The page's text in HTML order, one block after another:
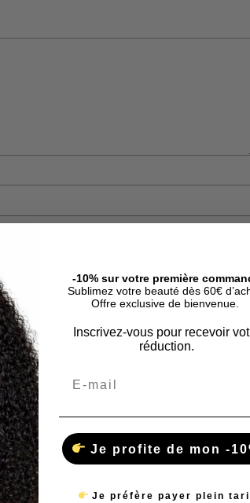
-10% sur votre première
Sublimez votre beauté dès 60€
Offre exclusive de bienvenue.
Inscrivez-vous pour recevoir
réduction.
Je profite de mon -
Je préfère payer plein